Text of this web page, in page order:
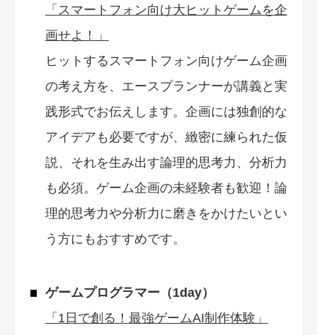
「スマートフォン向け大ヒットゲームを企
画せよ！」
ヒットするスマートフォン向けゲーム企画
の考え方を、エースプランナーが講義と実
践形式でお伝えします。企画には独創的な
アイデアも必要ですが、緻密に練られた仮
説、それを生み出す論理的思考力、分析力
も必須。ゲーム企画の未経験者も歓迎！論
理的思考力や分析力に磨きをかけたいとい
う方にもおすすめです。
ゲームプログラマー（1day）
「1日で創る！最強ゲームAI制作体験」